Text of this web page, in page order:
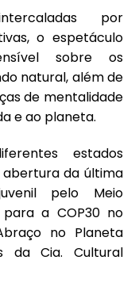
por
o espetáculo
sobre os
natural, além de
de mentalidade
e ao planeta.
estados
da última
pelo Meio
a COP30 no
no Planeta
da Cia. Cultural